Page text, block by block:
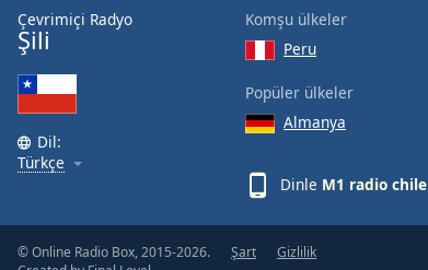
Edge
Style
Font
Family
Done
Close
Çevrimiçi Radyo
Şili
Dil:
Türkçe
Komşu ülkeler
Peru
Popüler ülkeler
Almanya
Dinle M1 radio chile
© Online Radio Box, 2015-2026.
Şart Gizlilik